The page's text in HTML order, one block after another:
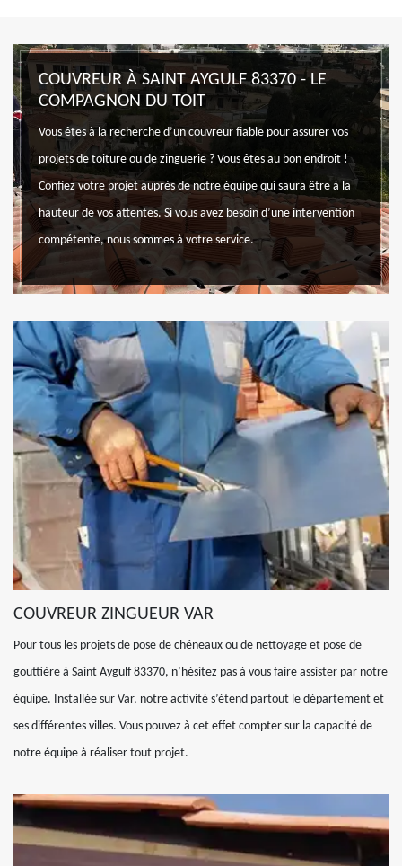
COUVREUR À SAINT AYGULF 83370 - LE
COMPAGNON DU TOIT
Vous êtes à la recherche d’un couvreur fiable pour assurer vos
projets de toiture ou de zinguerie ? Vous êtes au bon endroit !
Confiez votre projet auprès de notre équipe qui saura être à la
hauteur de vos attentes. Si vous avez besoin d’une intervention
compétente, nous sommes à votre service.
COUVREUR ZINGUEUR VAR
Pour tous les projets de pose de chéneaux ou de nettoyage et pose de
gouttière à Saint Aygulf 83370, n’hésitez pas à vous faire assister par notre
équipe. Installée sur Var, notre activité s’étend partout le département et
ses différentes villes. Vous pouvez à cet effet compter sur la capacité de
notre équipe à réaliser tout projet.